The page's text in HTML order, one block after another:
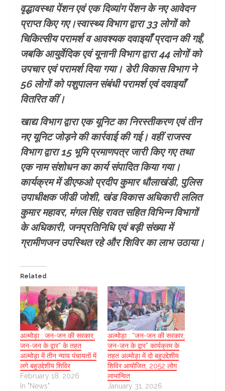
वृद्धावस्था पेंशन एवं एक दिव्यांग पेंशन के नए आवेदन
प्राप्त किए गए।स्वास्थ्य विभाग द्वारा 33 लोगों को
चिकित्सीय परामर्श व आवश्यक दवाइयाँ प्रदान की गईं,
जबकि आयुर्वेदिक एवं यूनानी विभाग द्वारा 44 लोगों को
उपचार एवं परामर्श दिया गया। डेरी विकास विभाग ने
56 लोगों को पशुपालन संबंधी परामर्श एवं दवाइयाँ
वितरित कीं।
खाद्य विभाग द्वारा एक यूनिट का निरस्तीकरण एवं तीन
नए यूनिट जोड़ने की कार्रवाई की गई। वहीं राजस्व
विभाग द्वारा 15 भूमि प्रमाणपत्र जारी किए गए तथा
एक नाम संशोधन का कार्य संपादित किया गया।
कार्यक्रम में डीएफओ प्रदीप कुमार धौलाखंडी, पुलिस
उपाधीक्षक जीडी जोशी, खंड विकास अधिकारी ललित
कुमार महावर, मंगल सिंह रावत सहित विभिन्न विभागों
के अधिकारी, जनप्रतिनिधि एवं बड़ी संख्या में
ग्रामीणजन उपस्थित रहे और शिविर का लाभ उठाया।
Related
अल्मोड़ा : जन-जन की सरकार,
जन-जन के द्वार” के तहत
अल्मोड़ा में तीन न्याय पंचायतों में
लगे बहुउद्देशीय शिविर
February 18, 2026
In "News"
अल्मोड़ा : “जन-जन की सरकार,
जन-जन के द्वार” कार्यक्रम के
तहत अल्मोड़ा में दो बहुउद्देशीय
शिविर आयोजित, 2052 लोग
लाभान्वित
January 31, 2026